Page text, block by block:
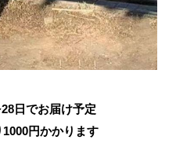
日でお届け予定
1000円かかります